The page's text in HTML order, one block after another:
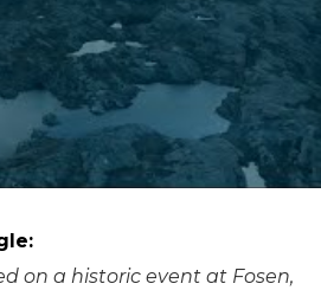
on a historic event at Fosen,